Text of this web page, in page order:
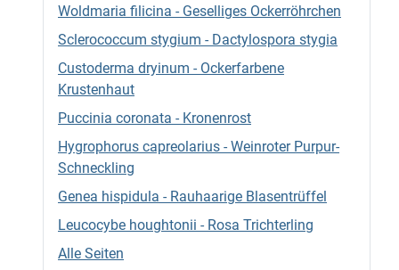
Woldmaria filicina - Geselliges Ockerröhrchen
Sclerococcum stygium - Dactylospora stygia
Custoderma dryinum - Ockerfarbene
Krustenhaut
Puccinia coronata - Kronenrost
Hygrophorus capreolarius - Weinroter Purpur-
Schneckling
Genea hispidula - Rauhaarige Blasentrüffel
Leucocybe houghtonii - Rosa Trichterling
Alle Seiten